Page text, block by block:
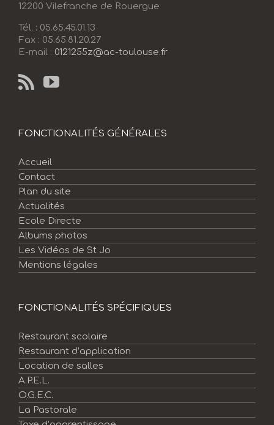
12200 Vilefranche de Rouergue
Tél. : 05.65.45.01.13
Fax : 05.65.81.20.27
E-mail : 0121255z@ac-toulouse.fr
FONCTIONALITÉS GÉNÉRALES
Accueil
Contact
Plan du site
Actualités
Ecole Directe
Albums photos
Les Vidéos de St Jo
Mentions légales
FONCTIONALITÉS SPÉCIFIQUES
Restaurant scolaire
Restaurant d’application
Location de salles
A.P.E.L.
O.G.E.C.
La Pastorale